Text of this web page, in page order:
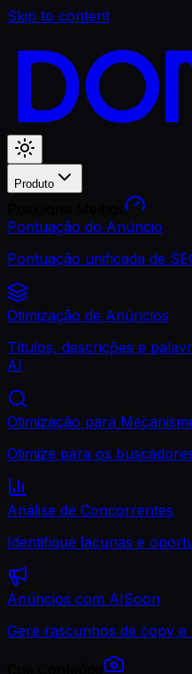
Skip to content
Produto
Pontuação do Anúncio
Pontuação unificada de
Otimização de Anúncios
Títulos, descrições e
AI
Otimização para
Otimize para os
Análise de Concorrentes
Identifique lacunas e
Anúncios com AISoon
Gere rascunhos de copy e